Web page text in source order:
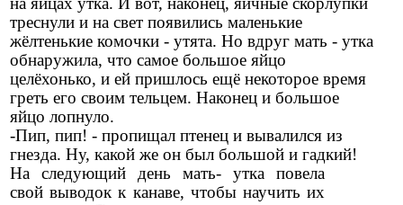
треснули и на свет появились маленькие
жёлтенькие комочки - утята. Но вдруг мать - утка
обнаружила, что самое большое яйцо
целёхонько, и ей пришлось ещё некоторое время
греть его своим тельцем. Наконец и большое
яйцо лопнуло.
-Пип, пип! - пропищал птенец и вывалился из
гнезда. Ну, какой же он был большой и гадкий!
На следующий день мать- утка повела
свой выводок к канаве, чтобы научить их